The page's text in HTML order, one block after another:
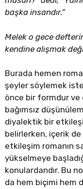
başka insandır.”
Melek o gece
kendine alışmak
Burada hemen
şeyler söylemek
önce bir formdur
bağımsız
diyalektik bir
belirlerken, içerik
etkileşim romanın
yükselmeye
konulardandır. Bu
da hem biçimi hem